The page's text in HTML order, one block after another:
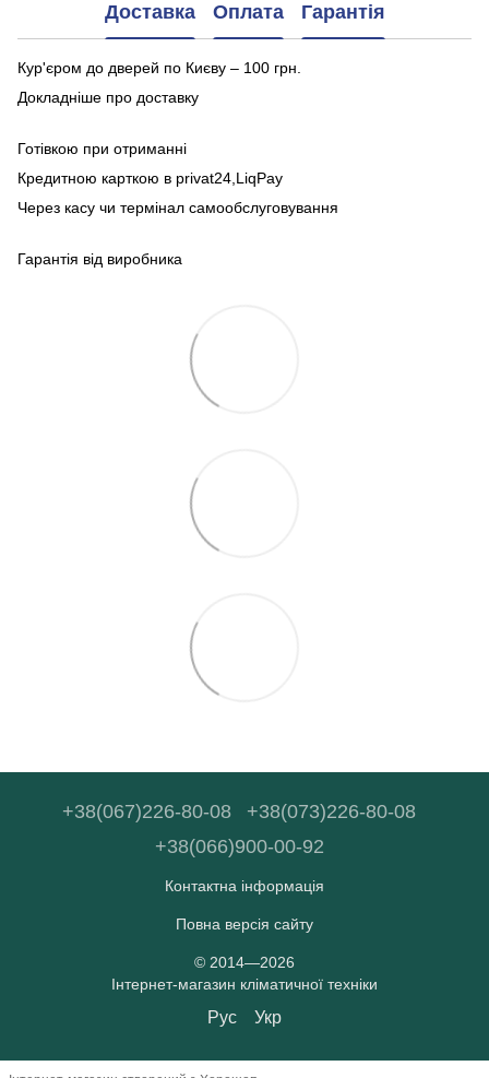
Доставка Оплата Гарантія
Кур'єром до дверей по Києву – 100 грн.
Докладніше про доставку
Готівкою при отриманні
Кредитною карткою в privat24,LiqPay
Через касу чи термінал самообслуговування
Гарантія від виробника
+38(067)226-80-08
+38(073)226-80-08
+38(066)900-00-92
Контактна інформація
Повна версія сайту
© 2014—2026
Інтернет-магазин кліматичної техніки
Рус Укр